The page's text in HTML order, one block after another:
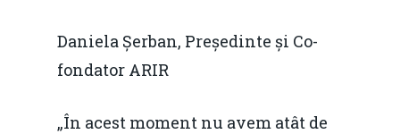
Daniela Șerban, Președinte și Co-
fondator ARIR
„În acest moment nu avem atât de